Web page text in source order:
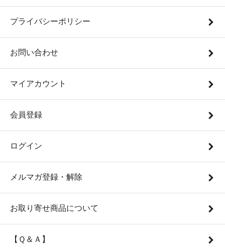
プライバシーポリシー
お問い合わせ
マイアカウント
会員登録
ログイン
メルマガ登録・解除
お取り寄せ商品について
【Ｑ＆Ａ】